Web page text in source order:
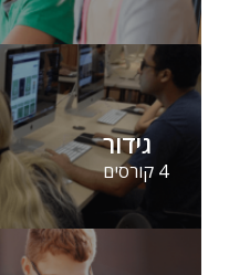
גידור
4 קורסים